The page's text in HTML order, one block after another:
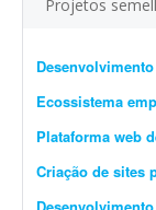
Projetos
Ecossistema
Criação de sites